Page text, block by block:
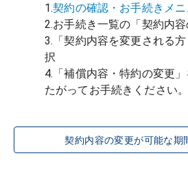
1.契約の確認・お手続きメニ
2.お手続き一覧の「契約内
3.「契約内容を変更される
択
4.「補償内容・特約の変更
たがってお手続きください。
契約内容の変更が可能な期